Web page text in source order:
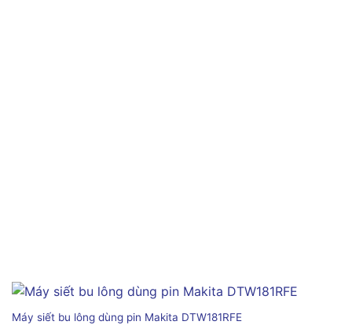
Máy siết bu lông dùng pin Makita DTW181RFE